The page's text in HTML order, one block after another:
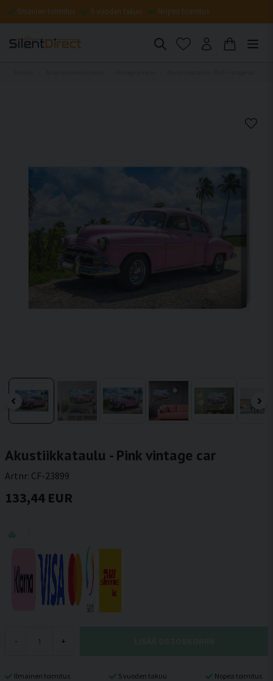
Ilmainen toimitus 5 vuoden takuu Nopea toimitus
Akustiikkataulu - Pink vintage car
Artnr: CF-23899
133,44 EUR
- +
Ilmainen toimitus 5 vuoden takuu Nopea toimitus